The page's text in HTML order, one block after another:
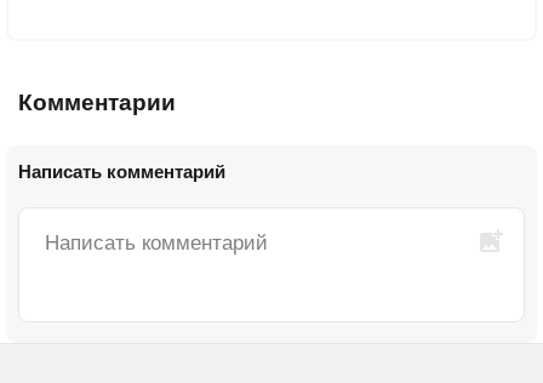
Комментарии
Написать комментарий